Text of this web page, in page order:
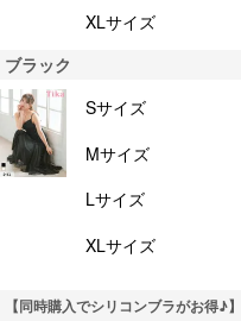
XLサイズ
ブラック
Sサイズ
Mサイズ
Lサイズ
XLサイズ
【同時購入でシリコンブラがお得♪】